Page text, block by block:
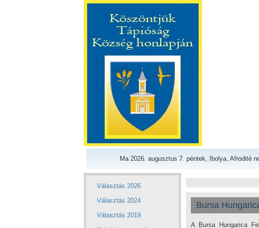
Ma 2026. augusztus 7. péntek, Ibolya, Afrodité
Választás 2026
Választás 2024
Választás 2019
Bursa
A Bursa Hungarica